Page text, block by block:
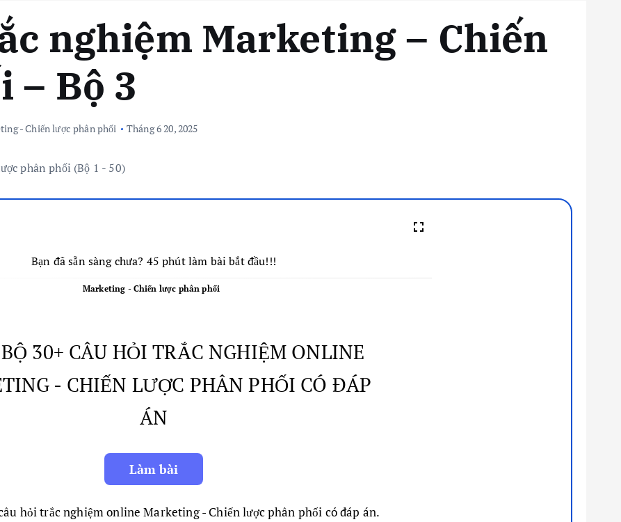
nghiệm Marketing – Chiến
– Bộ 3
- Chiến lược phân phối Tháng 6 20, 2025
Bạn đã sẵn sàng chưa? 45 phút làm bài bắt đầu!!!
Marketing - Chiến lược phân phối
30+ CÂU HỎI TRẮC NGHIỆM ONLINE
- CHIẾN LƯỢC PHÂN PHỐI CÓ ĐÁP
ÁN
hỏi trắc nghiệm online Marketing - Chiến lược phân phối có đáp án.